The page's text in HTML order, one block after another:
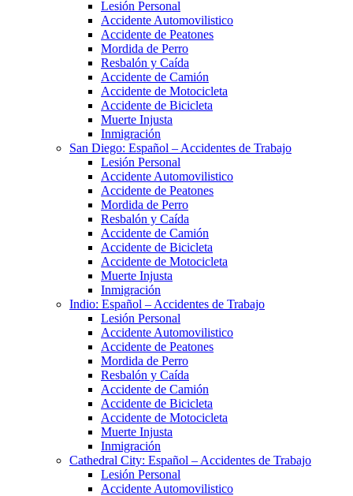
Lesión Personal
Accidente Automovilistico
Accidente de Peatones
Mordida de Perro
Resbalón y Caída
Accidente de Camión
Accidente de Motocicleta
Accidente de Bicicleta
Muerte Injusta
Inmigración
San Diego: Español – Accidentes de Trabajo
Lesión Personal
Accidente Automovilistico
Accidente de Peatones
Mordida de Perro
Resbalón y Caída
Accidente de Camión
Accidente de Bicicleta
Accidente de Motocicleta
Muerte Injusta
Inmigración
Indio: Español – Accidentes de Trabajo
Lesión Personal
Accidente Automovilistico
Accidente de Peatones
Mordida de Perro
Resbalón y Caída
Accidente de Camión
Accidente de Bicicleta
Accidente de Motocicleta
Muerte Injusta
Inmigración
Cathedral City: Español – Accidentes de Trabajo
Lesión Personal
Accidente Automovilistico